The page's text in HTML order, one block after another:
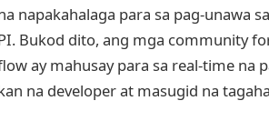
napakahalaga para sa pag-unawa
Bukod dito, ang mga community
ay mahusay para sa real-time na
na developer at masugid na